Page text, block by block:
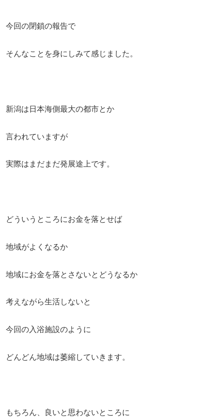
今回の閉鎖の報告で
そんなことを身にしみて感じました。
新潟は日本海側最大の都市とか
言われていますが
実際はまだまだ発展途上です。
どういうところにお金を落とせば
地域がよくなるか
地域にお金を落とさないとどうなるか
考えながら生活しないと
今回の入浴施設のように
どんどん地域は萎縮していきます。
もちろん、良いと思わないところに